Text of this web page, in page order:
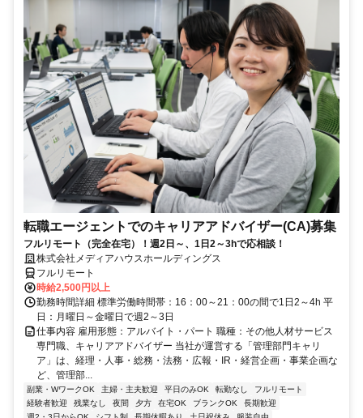
転職エージェントでのキャリアアドバイザー(CA)募集
フルリモート（完全在宅）！週2日～、1日2～3hで応相談！
株式会社メディアハウスホールディングス
フルリモート
時給2,500円以上
勤務時間詳細 標準労働時間帯：16：00～21：00の間で1日2～4h 平
日：月曜日～金曜日で週2～3日
仕事内容 雇用形態：アルバイト・パート 職種：その他人材サービス
専門職、キャリアアドバイザー 当社が運営する「管理部門キャリ
ア」は、経理・人事・総務・法務・広報・IR・経営企画・事業企画な
ど、管理部...
副業・WワークOK 主婦・主夫歓迎 平日のみOK 転勤なし
フルリモート
経験者歓迎
残業なし 夜間 夕方 在宅OK ブランクOK
長期歓迎